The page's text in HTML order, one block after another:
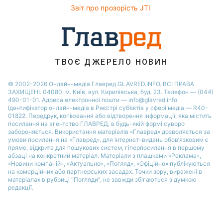
Звіт про прозорість JTI
ТВОЄ ДЖЕРЕЛО НОВИН
© 2002-2026 Онлайн-медіа Главред GLAVRED.INFO. ВСІ ПРАВА
ЗАХИЩЕНІ. 04080, м. Київ, вул. Кирилівська, буд. 23. Телефон — (044)
490-01-01. Адреса електронної пошти — info@glavred.info.
Ідентифікатор онлайн-медіа в Реєстрі суб’єктів у сфері медіа — R40-
01822. Передрук, копіювання або відтворення інформації, яка містить
посилання на агентство ГЛАВРЕД, в будь-якій формi суворо
забороняється. Використання матеріалів «Главред» дозволяється за
умови посилання на «Главред». для інтернет-видань обов’язковим є
пряме, відкрите для пошукових систем, гіперпосилання в першому
абзаці на конкретний матеріал. Матеріали з плашками «Реклама»,
«Новини компаній», «Актуально», «Погляд», «Офіційно» публікуються
на комерційних або партнерських засадах. Точки зору, виражені в
матеріалах в рубриці "Погляди", не завжди збігаються з думкою
редакції.